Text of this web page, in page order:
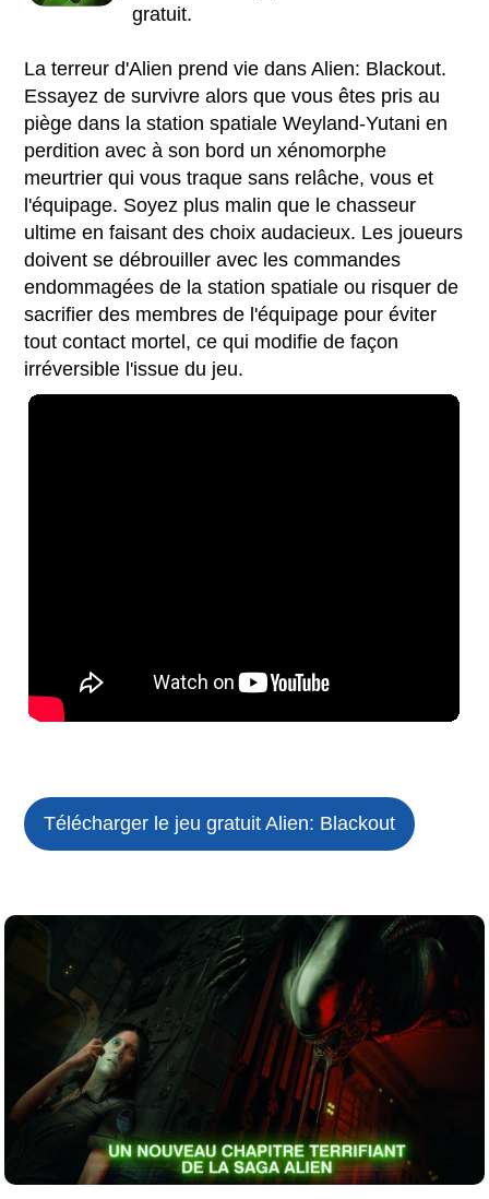
gratuit.
La terreur d'Alien prend vie dans Alien: Blackout.
Essayez de survivre alors que vous êtes pris au
piège dans la station spatiale Weyland-Yutani en
perdition avec à son bord un xénomorphe
meurtrier qui vous traque sans relâche, vous et
l'équipage. Soyez plus malin que le chasseur
ultime en faisant des choix audacieux. Les joueurs
doivent se débrouiller avec les commandes
endommagées de la station spatiale ou risquer de
sacrifier des membres de l'équipage pour éviter
tout contact mortel, ce qui modifie de façon
irréversible l'issue du jeu.
Télécharger le jeu gratuitAlien: Blackout